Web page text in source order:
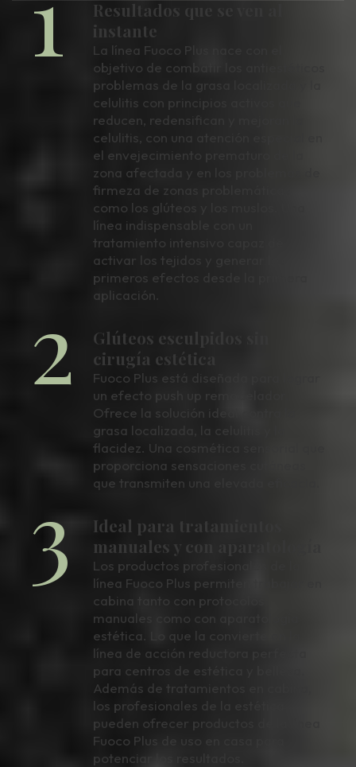
Resultados que se ven al
instante
La línea Fuoco Plus nace con el
objetivo de combatir los antiestéticos
problemas de la grasa localizada y la
celulitis con principios activos que
reducen, redensifican y mejoran la
celulitis, con una atención especial en
el envejecimiento prematuro de la
zona afectada y en los problemas de
firmeza de zonas problemáticas
como los glúteos y los muslos. Una
línea indispensable con un
tratamiento intensivo capaz de
activar los tejidos y generar los
primeros efectos desde la primera
aplicación.
2
Glúteos esculpidos sin
cirugía estética
Fuoco Plus está diseñada para lograr
un efecto push up remodelador.
Ofrece la solución ideal contra la
grasa localizada, la celulitis y la
flacidez. Una cosmética sensorial que
proporciona sensaciones cutáneas
que transmiten una elevada eficacia.
3
Ideal para tratamientos
manuales y con aparatología
Los productos profesionales de la
línea Fuoco Plus permiten trabajar en
cabina tanto con protocolos
manuales como con aparatología
estética. Lo que la convierte en la
línea de acción reductora perfecta
para centros de estética y belleza.
Además de tratamientos en cabina,
los profesionales de la estética
pueden ofrecer productos de la línea
Fuoco Plus de uso en casa para
potenciar los resultados.